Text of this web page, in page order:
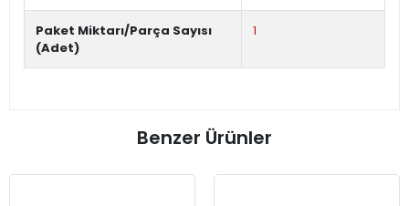
Paket Miktarı/Parça Sayısı
(Adet)
1
Benzer Ürünler